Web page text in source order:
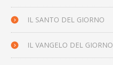
IL SANTO DEL GIORNO
IL VANGELO DEL GIORNO